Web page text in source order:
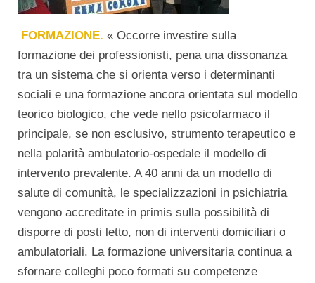
FORMAZIONE. « Occorre investire sulla
formazione dei professionisti, pena una dissonanza
tra un sistema che si orienta verso i determinanti
sociali e una formazione ancora orientata sul modello
teorico biologico, che vede nello psicofarmaco il
principale, se non esclusivo, strumento terapeutico e
nella polarità ambulatorio-ospedale il modello di
intervento prevalente. A 40 anni da un modello di
salute di comunità, le specializzazioni in psichiatria
vengono accreditate in primis sulla possibilità di
disporre di posti letto, non di interventi domiciliari o
ambulatoriali. La formazione universitaria continua a
sfornare colleghi poco formati su competenze